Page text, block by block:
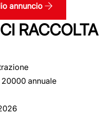
annuncio
RACCOLTA
annuale